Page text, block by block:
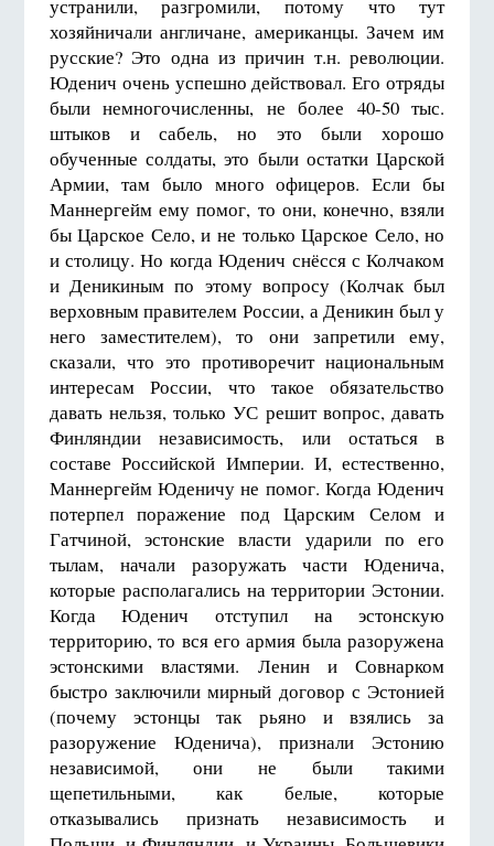
устранили, разгромили, потому что тут
хозяйничали англичане, американцы. Зачем им
русские? Это одна из причин т.н. революции.
Юденич очень успешно действовал. Его отряды
были немногочисленны, не более 40-50 тыс.
штыков и сабель, но это были хорошо
обученные солдаты, это были остатки Царской
Армии, там было много офицеров. Если бы
Маннергейм ему помог, то они, конечно, взяли
бы Царское Село, и не только Царское Село, но
и столицу. Но когда Юденич снёсся с Колчаком
и Деникиным по этому вопросу (Колчак был
верховным правителем России, а Деникин был у
него заместителем), то они запретили ему,
сказали, что это противоречит национальным
интересам России, что такое обязательство
давать нельзя, только УС решит вопрос, давать
Финляндии независимость, или остаться в
составе Российской Империи. И, естественно,
Маннергейм Юденичу не помог. Когда Юденич
потерпел поражение под Царским Селом и
Гатчиной, эстонские власти ударили по его
тылам, начали разоружать части Юденича,
которые располагались на территории Эстонии.
Когда Юденич отступил на эстонскую
территорию, то вся его армия была разоружена
эстонскими властями. Ленин и Совнарком
быстро заключили мирный договор с Эстонией
(почему эстонцы так рьяно и взялись за
разоружение Юденича), признали Эстонию
независимой, они не были такими
щепетильными, как белые, которые
отказывались признать независимость и